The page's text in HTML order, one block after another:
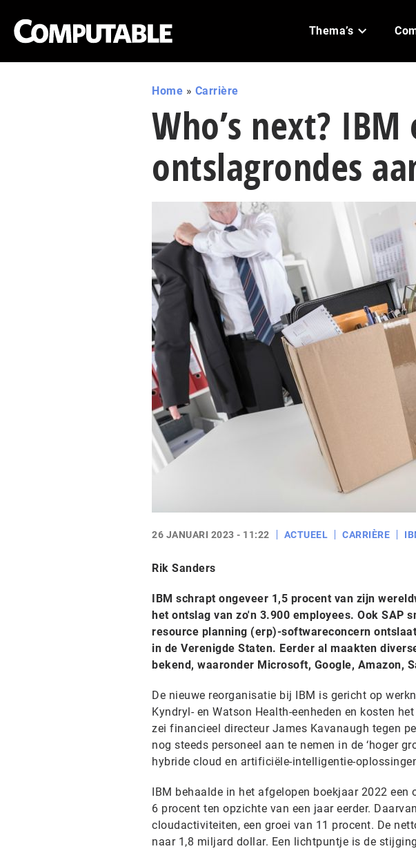
Thema’s
Home » Carrière
Who’s next?
ontslagrondes
26 JANUARI 2023 - 11:22 ACTUEEL CARRIÈRE
Rik Sanders
IBM schrapt ongeveer 1,5 procent van zijn
het ontslag van zo'n 3.900 employees. Ook SAP
resource planning (erp)-softwareconcern
in de Verenigde Staten. Eerder al maakten
bekend, waaronder Microsoft, Google, Amazon,
De nieuwe reorganisatie bij IBM is gericht op
Kyndryl- en Watson Health-eenheden en kosten
zei financieel directeur James Kavanaugh tegen
nog steeds personeel aan te nemen in de ‘hoger
hybride cloud en artificiële-intelligentie-
IBM behaalde in het afgelopen boekjaar 2022
6 procent ten opzichte van een jaar eerder.
cloudactiviteiten, een groei van 11 procent. De
naar 1,8 miljard dollar. Een lichtpuntje is de